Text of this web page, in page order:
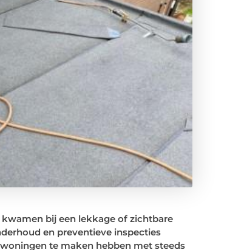
bij een lekkage of zichtbare
en preventieve inspecties
te maken hebben met steeds